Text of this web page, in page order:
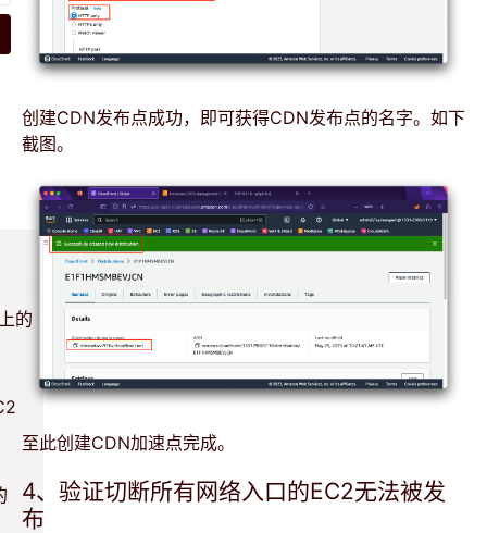
的
创建CDN发布点成功，即可获得CDN发布点的名字。如下
截图。
至此创建CDN加速点完成。
4、验证切断所有网络入口的EC2无法被发
布